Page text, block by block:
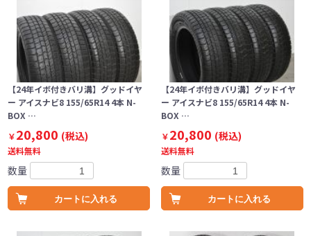
【24年イボ付きバリ溝】グッドイヤ
ー アイスナビ8 155/65R14 4本 N-
BOX …
￥20,800 (税込)
送料無料
数量
カートに入れる
【24年イボ付きバリ溝】グッドイヤ
ー アイスナビ8 155/65R14 4本 N-
BOX …
￥20,800 (税込)
送料無料
数量
カートに入れる